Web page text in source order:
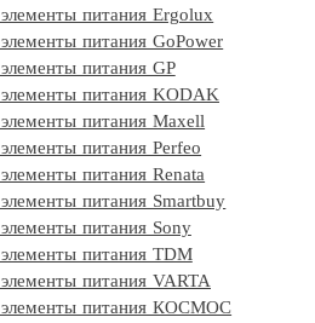
питания Ergolux
питания GoPower
питания GP
питания KODAK
питания Maxell
питания Perfeo
питания Renata
питания Smartbuy
питания Sony
питания TDM
питания VARTA
элементы питания КОСМОС